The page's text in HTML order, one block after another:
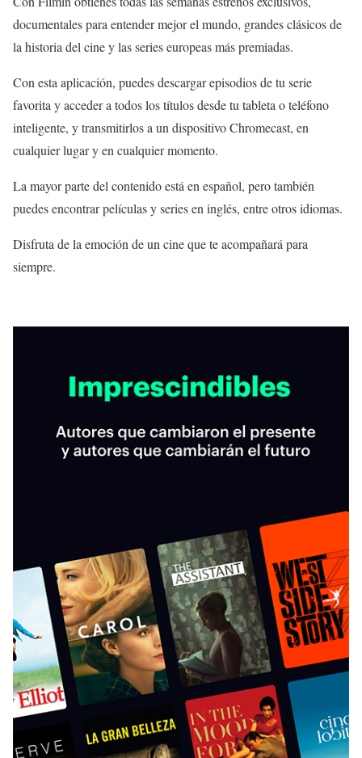
documentales para entender mejor el mundo, grandes clásicos de
la historia del cine y las series europeas más premiadas.
Con esta aplicación, puedes descargar episodios de tu serie
favorita y acceder a todos los títulos desde tu tableta o teléfono
inteligente, y transmitirlos a un dispositivo Chromecast, en
cualquier lugar y en cualquier momento.
La mayor parte del contenido está en español, pero también
puedes encontrar películas y series en inglés, entre otros idiomas.
Disfruta de la emoción de un cine que te acompañará para
siempre.